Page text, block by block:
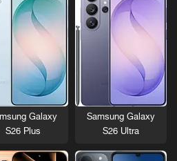
Samsung Galaxy
S26 Ultra
Galaxy
S26 Plus